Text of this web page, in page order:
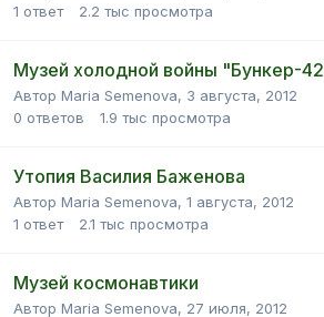
1 ответ 2.2 тыс просмотра
Музей холодной войны "Бункер-42
Автор Maria Semenova, 3 августа, 2012
0 ответов 1.9 тыс просмотра
Утопия Василия Баженова
Автор Maria Semenova, 1 августа, 2012
1 ответ 2.1 тыс просмотра
Музей космонавтики
Автор Maria Semenova, 27 июля, 2012